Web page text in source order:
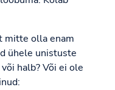
mitte olla enam
ühele unistuste
halb? Või ei ole